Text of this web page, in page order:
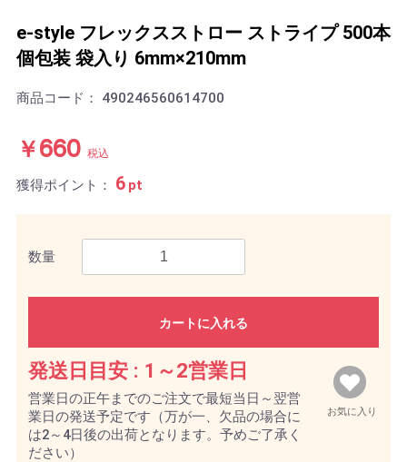
e-style フレックスストロー ストライプ 500本
個包装 袋入り 6mm×210mm
商品コード： 490246560614700
￥660 税込
獲得ポイント： 6 pt
数量
カートに入れる
お気に入り
発送日目安 : 1～2営業日
営業日の正午までのご注文で最短当日～翌営
業日の発送予定です（万が一、欠品の場合に
は2～4日後の出荷となります。予めご了承く
ださい）